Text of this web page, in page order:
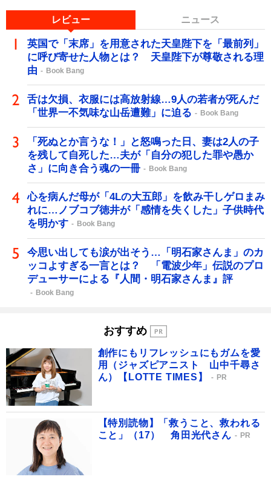
レビュー ニュース
英国で「末席」を用意された天皇陛下を「最前列」
に呼び寄せた人物とは？ 天皇陛下が尊敬される理
由
Book Bang
舌は欠損、衣服には高放射線…9人の若者が死んだ
「世界一不気味な山岳遭難」に迫る
Book Bang
「死ぬとか言うな！」と怒鳴った日、妻は2人の子
を残して自死した…夫が「自分の犯した罪や愚か
さ」に向き合う魂の一冊
Book Bang
心を病んだ母が「4Lの大五郎」を飲み干しゲロまみ
れに…ノブコブ徳井が「感情を失くした」子供時代
を明かす
Book Bang
今思い出しても涙が出そう…「明石家さんま」のカ
ッコよすぎる一言とは？ 「電波少年」伝説のプロ
デューサーによる『人間・明石家さんま』評
Book Bang
おすすめ
創作にもリフレッシュにもガムを愛
用（ジャズピアニスト 山中千尋さ
ん）【LOTTE TIMES】
PR
【特別読物】「救うこと、救われる
こと」（17） 角田光代さん
PR